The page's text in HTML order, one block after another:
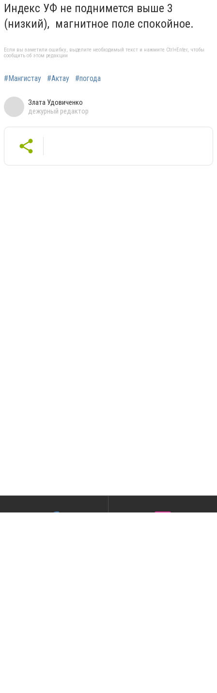
Индекс УФ не поднимется выше 3
(низкий), магнитное поле спокойное.
Если вы заметили ошибку, выделите необходимый текст и нажмите Ctrl+Enter, чтобы
сообщить об этом редакции
#Мангистау #Актау #погода
Злата Удовиченко
дежурный редактор